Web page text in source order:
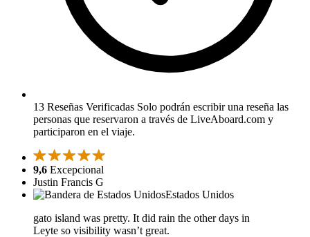
13 Reseñas Verificadas Solo podrán escribir una reseña las
personas que reservaron a través de LiveAboard.com y
participaron en el viaje.
9,6 Excepcional
Justin Francis G
Estados Unidos
gato island was pretty. It did rain the other days in
Leyte so visibility wasn’t great.